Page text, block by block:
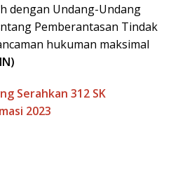
dengan Undang-Undang
Pemberantasan Tindak
hukuman maksimal
Serahkan 312 SK
2023